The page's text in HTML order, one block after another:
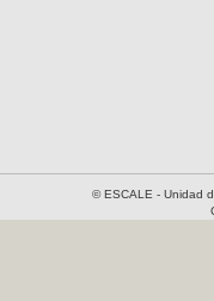
© ESCALE - Unidad